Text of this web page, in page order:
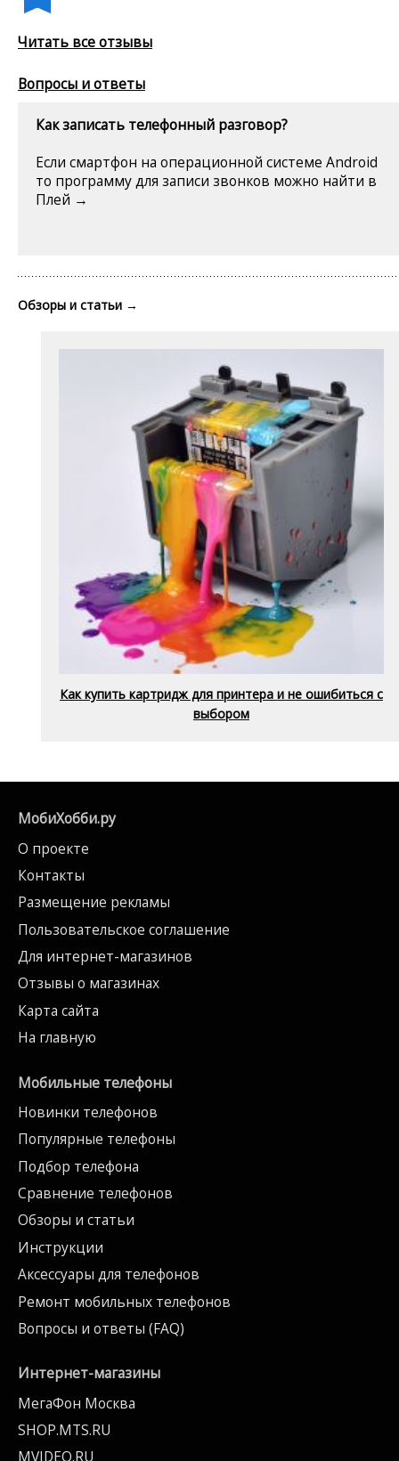
Читать все отзывы
Вопросы и ответы
Как записать телефонный разговор?
Если смартфон на операционной системе Android
то программу для записи звонков можно найти в
Плей →
Обзоры и статьи →
Как купить картридж для принтера и не ошибиться с
выбором
МобиХобби.ру
О проекте
Контакты
Размещение рекламы
Пользовательское соглашение
Для интернет-магазинов
Отзывы о магазинах
Карта сайта
На главную
Мобильные телефоны
Новинки телефонов
Популярные телефоны
Подбор телефона
Сравнение телефонов
Обзоры и статьи
Инструкции
Аксессуары для телефонов
Ремонт мобильных телефонов
Вопросы и ответы (FAQ)
Интернет-магазины
МегаФон Москва
SHOP.MTS.RU
MVIDEO.RU